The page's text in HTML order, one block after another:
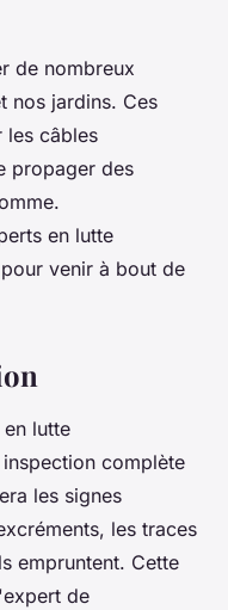
de nombreux
nos jardins. Ces
les câbles
propager des
en lutte
venir à bout de
lutte
complète
les signes
les traces
empruntent. Cette
de